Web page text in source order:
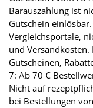
Barauszahlung ist
Gutschein
Vergleichsportale,
und
Gutscheinen,
7: Ab 70 €
Nicht auf
bei Bestellungen